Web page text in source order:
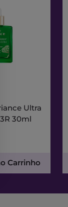
Ultra
30ml
Carrinho